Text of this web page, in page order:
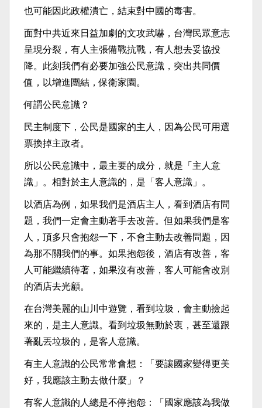
也可能因此政權潰亡，結束對中國的毒害。
面對中共近來日益加劇的文攻武嚇，台灣民眾意志
呈現分裂，有人主張備戰抗戰，有人想去妥協投
降。此刻我們有必要加強公民意識，突出共同價
值，以增進團結，保衛家園。
何謂公民意識？
民主制度下，公民是國家的主人，因為公民可用選
票換掉主政者。
所以公民意識中，最主要的成分，就是「主人意
識」。相對於主人意識的，是「客人意識」。
以酒店為例，如果我們是酒店主人，看到酒店有問
題，我們一定會主動著手去改善。但如果我們是客
人，頂多只會抱怨一下，不會主動去改善問題，因
為那不關我們的事。如果抱怨後，酒店有改善，客
人可能繼續待著，如果沒有改善，客人可能會改別
的酒店去光顧。
在台灣美麗的山川中遊覽，看到垃圾，會主動撿起
來的，是主人意識。看到垃圾無動於衷，甚至還跟
著亂丟垃圾的，是客人意識。
有主人意識的公民常常會想：「要讓國家變得更美
好，我應該主動去做什麼」？
有客人意識的人總是不停抱怨：「國家應該為我做